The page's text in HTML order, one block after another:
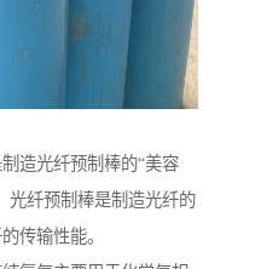
造光纤预制棒的“美容
光纤预制棒是制造光纤的
传输性能。